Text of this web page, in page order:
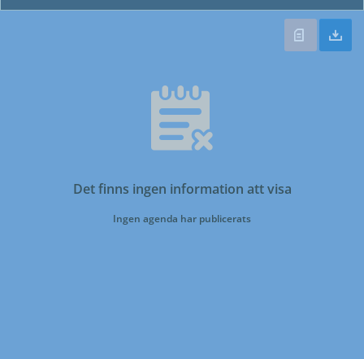
Det finns ingen information att visa
Ingen agenda har publicerats